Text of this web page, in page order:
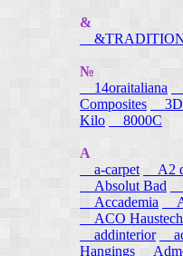
&
№
14oraitaliana
Composites
3D
Kilo
8000C
A
a-carpet
A2
Absolut Bad
Accademia
ACO
addinterior
Hangings